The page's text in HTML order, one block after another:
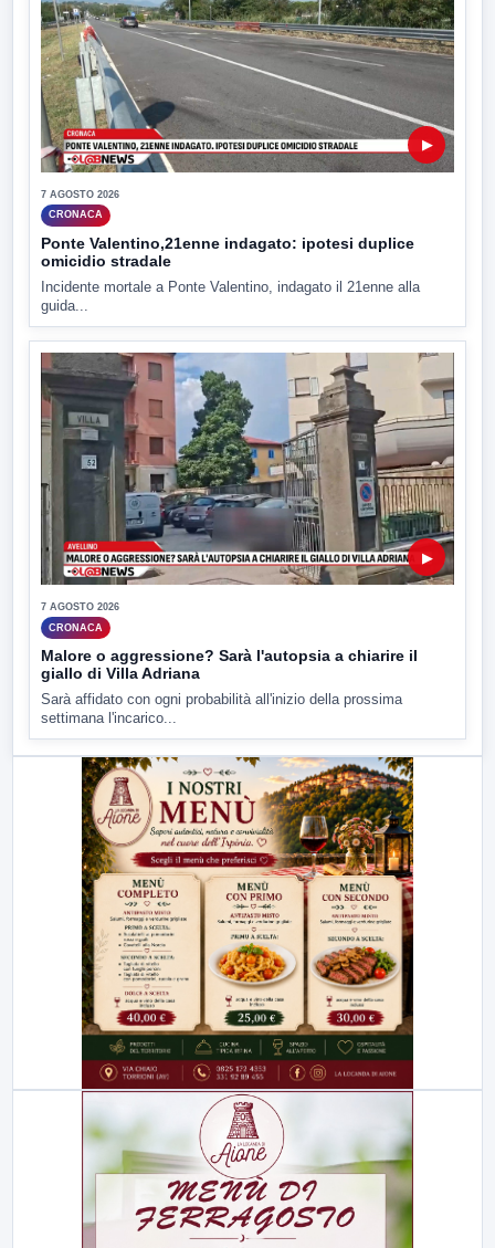
▶
7 AGOSTO 2026
CRONACA
Ponte Valentino,21enne indagato: ipotesi duplice
omicidio stradale
Incidente mortale a Ponte Valentino, indagato il 21enne alla
guida...
▶
7 AGOSTO 2026
CRONACA
Malore o aggressione? Sarà l'autopsia a chiarire il
giallo di Villa Adriana
Sarà affidato con ogni probabilità all'inizio della prossima
settimana l'incarico...